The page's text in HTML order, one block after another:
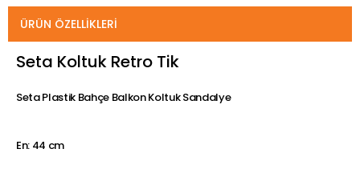
ÜRÜN ÖZELLIKLERI
Seta Koltuk Retro Tik
Seta Plastik Bahçe Balkon Koltuk Sandalye
En: 44 cm